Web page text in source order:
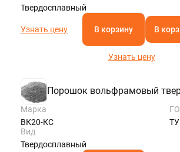
Твердосплавный
Узнать цену В корзину В
Узнать цену
Порошок вольфрамовый
Марка
ВК20-КС
Вид
Твердосплавный